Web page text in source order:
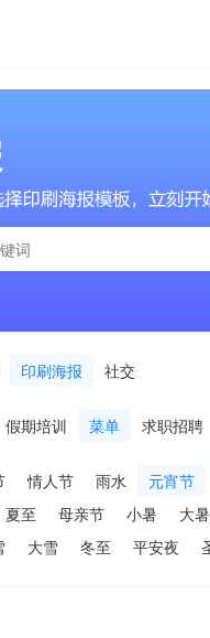
印刷海报 社交
假期培训 菜单 求职招聘
情人节 雨水 元宵节
夏至 母亲节 小暑 大暑
大雪 冬至 平安夜